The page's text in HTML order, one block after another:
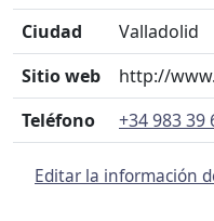
Ciudad
Valladolid
Sitio web
http://
Teléfono
+34 983 39
Editar la información